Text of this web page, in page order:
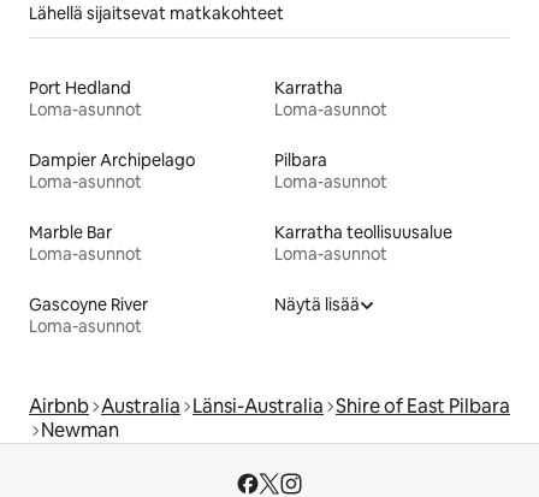
Lähellä sijaitsevat matkakohteet
Port Hedland
Loma-asunnot
Karratha
Loma-asunnot
Dampier Archipelago
Loma-asunnot
Pilbara
Loma-asunnot
Marble Bar
Loma-asunnot
Karratha teollisuusalue
Loma-asunnot
Gascoyne River
Loma-asunnot
Näytä lisää
Airbnb Australia Länsi-Australia Shire of East Pilbara
Newman